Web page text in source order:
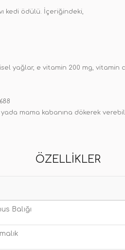
kedi ödülü. İçeriğindeki,
yağlar, e vitamin 200 mg, vitamin
mama kabanına dökerek
ÖZELLIKLER
Balığı